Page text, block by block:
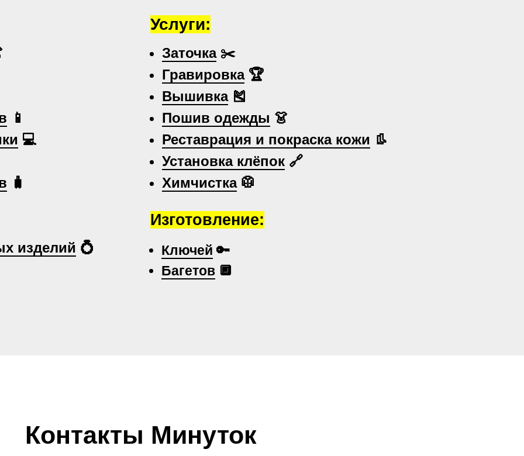
📱
💻
🧳
изделий 💍
Заточка✂️
Гравировка🏆
Вышивка🎽
Пошив одежды 👗
Реставрация и покраска кожи 👢
Установка клёпок 🔗
Химчистка🥼
Ключей 🔑
Багетов 🔲
Услуги:
Изготовление:
Контакты Минуток